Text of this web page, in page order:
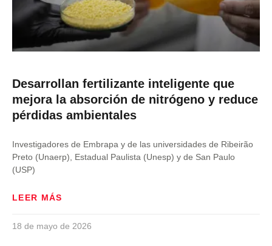
Desarrollan fertilizante inteligente que
mejora la absorción de nitrógeno y reduce
pérdidas ambientales
Investigadores de Embrapa y de las universidades de Ribeirão
Preto (Unaerp), Estadual Paulista (Unesp) y de San Paulo
(USP)
LEER MÁS
18 de mayo de 2026